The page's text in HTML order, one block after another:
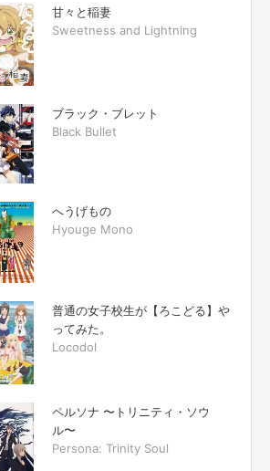
甘々と稲妻
Sweetness and Lightning
ブラック・ブレット
Black Bullet
へうげもの
Hyouge Mono
普通の女子校生が【ろこどる】や
ってみた。
Locodol
ペルソナ 〜トリニティ・ソウ
ル〜
Persona: Trinity Soul